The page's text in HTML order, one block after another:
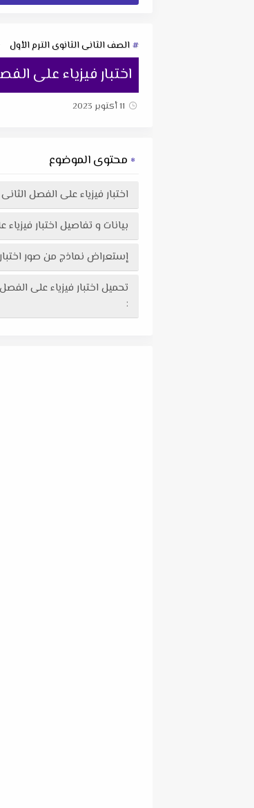
الصف الثانى الثانوى الترم الأول
اختبار فيزياء على الفصل
11 أكتوبر 2023
محتوى الموضوع
اختبار فيزياء على الفصل الثانى الضوء
بيانات و تفاصيل اختبار فيزياء على
إستعراض نماذج من صور اختبار فيزياء على الفصل
: